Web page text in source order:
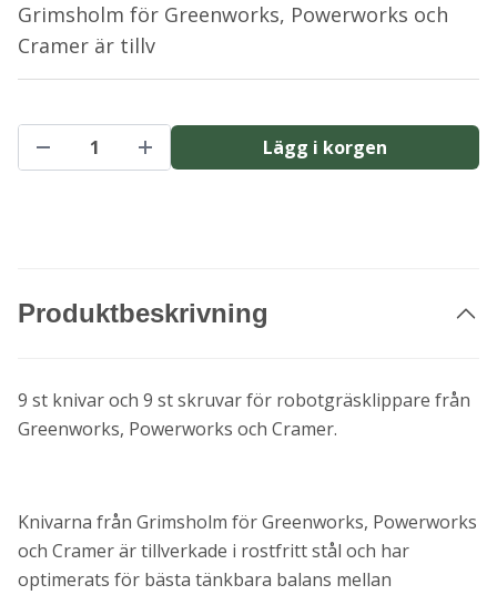
Grimsholm för Greenworks, Powerworks och
Cramer är tillv
Lägg i korgen
Produktbeskrivning
9 st knivar och 9 st skruvar för robotgräsklippare från
Greenworks, Powerworks och Cramer.
Knivarna från Grimsholm för Greenworks, Powerworks
och Cramer är tillverkade i rostfritt stål och har
optimerats för bästa tänkbara balans mellan